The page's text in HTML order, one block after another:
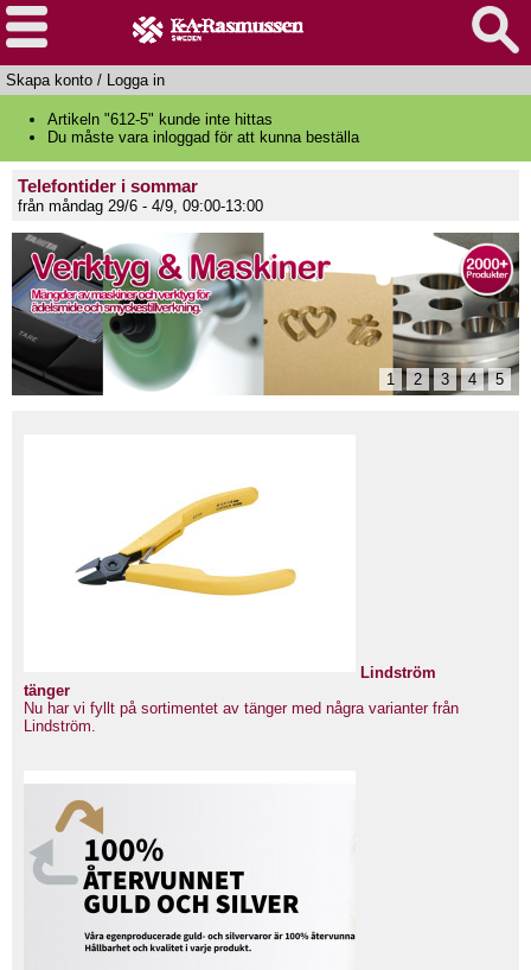
Skapa konto / Logga in
Artikeln "612-5" kunde inte hittas
Du måste vara inloggad för att kunna beställa
Telefontider i sommar
från måndag 29/6 - 4/9, 09:00-13:00
1 2 3 4 5
Lindström
tänger
Nu har vi fyllt på sortimentet av tänger med några varianter från
Lindström.